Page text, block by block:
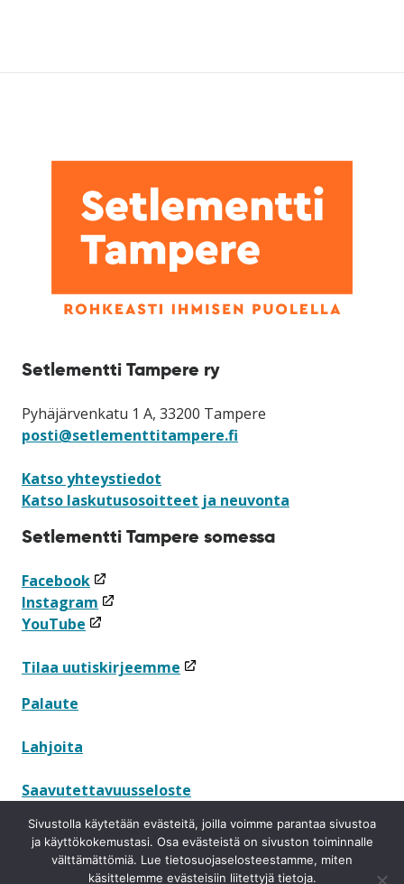
Setlementti Tampere ry
Pyhäjärvenkatu 1 A, 33200 Tampere
posti@setlementtitampere.fi
Katso yhteystiedot
Katso laskutusosoitteet ja neuvonta
Setlementti Tampere somessa
Facebook(linkki
avataan
uuteen
Instagram (linkki
avataan
ikkunaan)
YouTube (linkki
uuteen
Tilaa uutiskirjeemme (linkki
Palaute
Lahjoita
Saavutettavuusseloste
Tietosuojaseloste
Ilmoituskanava
Sivustolla käytetään evästeitä, joilla voimme parantaa sivustoa
ja käyttökokemustasi. Osa evästeistä on sivuston toiminnalle
välttämättömiä. Lue tietosuojaselosteestamme, miten
käsittelemme evästeisiin liitettyjä tietoja.